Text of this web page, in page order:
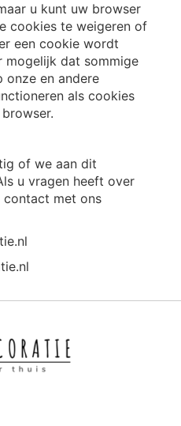
u kunt uw browser
cookies te weigeren of
een cookie wordt
mogelijk dat sommige
onze en andere
als cookies
of we aan dit
u vragen heeft over
met ons